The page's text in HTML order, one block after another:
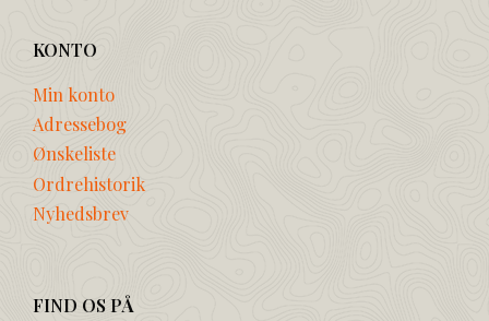
KONTO
Min konto
Adressebog
Ønskeliste
Ordrehistorik
Nyhedsbrev
FIND OS PÅ